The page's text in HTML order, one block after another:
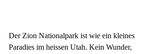
Der Zion Nationalpark ist wie ein kleines
Paradies im heissen Utah. Kein Wunder,